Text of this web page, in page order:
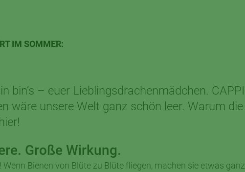
IM SOMMER:
bin’s – euer Lieblingsdrachenmädchen.
wäre unsere Welt ganz schön leer. Warum
Große Wirkung.
Bienen von Blüte zu Blüte fliegen, machen sie etwas